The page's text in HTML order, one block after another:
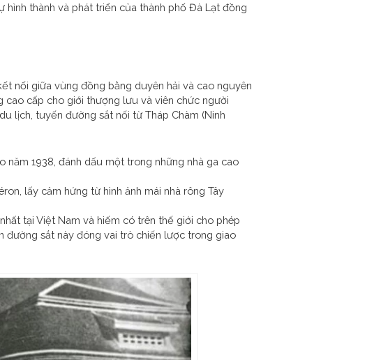
hình thành và phát triển của thành phố Đà Lạt đồng
nối giữa vùng đồng bằng duyên hải và cao nguyên
cấp cho giới thượng lưu và viên chức người
lịch, tuyến đường sắt nối từ Tháp Chàm (Ninh
năm 1938, đánh dấu một trong những nhà ga cao
lấy cảm hứng từ hình ảnh mái nhà rông Tây
tại Việt Nam và hiếm có trên thế giới cho phép
đường sắt này đóng vai trò chiến lược trong giao